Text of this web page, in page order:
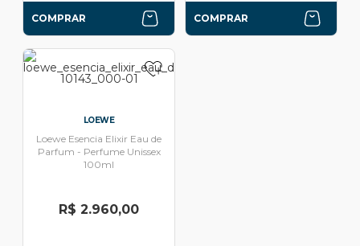
COMPRAR COMPRAR
LOEWE
Loewe Esencia Elixir Eau de
Parfum - Perfume Unissex
100ml
R$ 2.960,00